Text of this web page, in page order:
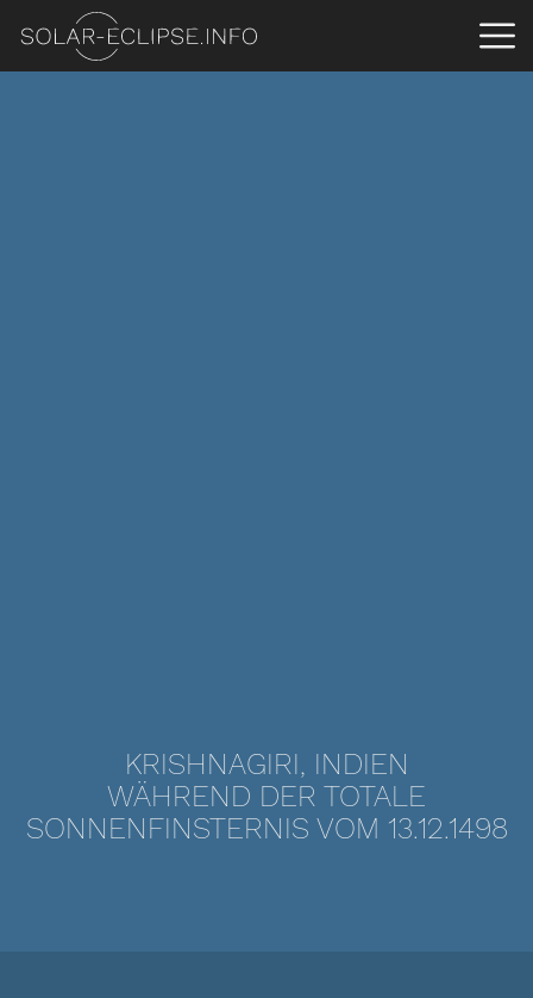
KRISHNAGIRI, INDIEN
WÄHREND DER TOTALE
SONNENFINSTERNIS VOM 13.12.1498